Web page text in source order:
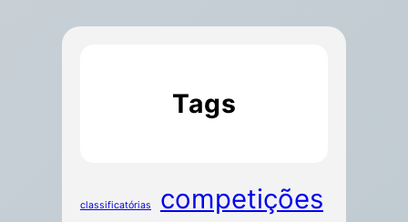
Tags
classificatórias competições